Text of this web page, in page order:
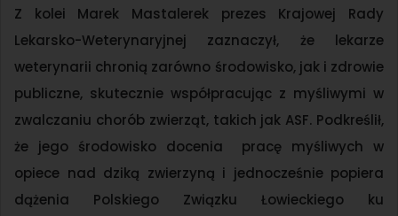
Z kolei Marek Mastalerek prezes Krajowej Rady
Lekarsko-Weterynaryjnej zaznaczył, że lekarze
weterynarii chronią zarówno środowisko, jak i zdrowie
publiczne, skutecznie współpracując z myśliwymi w
zwalczaniu chorób zwierząt, takich jak ASF. Podkreślił,
że jego środowisko docenia pracę myśliwych w
opiece nad dziką zwierzyną i jednocześnie popiera
dążenia Polskiego Związku Łowieckiego ku